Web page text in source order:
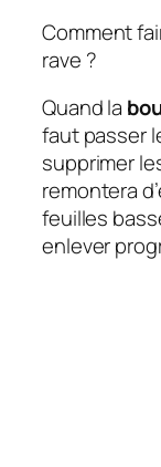
Comment
rave ?
Quand la
faut passer
supprimer
remontera
feuilles
enlever